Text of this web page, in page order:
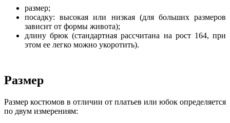
размер;
посадку: высокая или низкая (для больших размеров
зависит от формы живота);
длину брюк (стандартная рассчитана на рост 164, при
этом ее легко можно укоротить).
Размер
Размер костюмов в отличии от платьев или юбок определяется
по двум измерениям: